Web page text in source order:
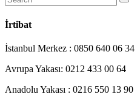
İrtibat
İstanbul Merkez : 0850 640 06 34
Avrupa Yakası: 0212 433 00 64
Anadolu Yakası : 0216 550 13 90